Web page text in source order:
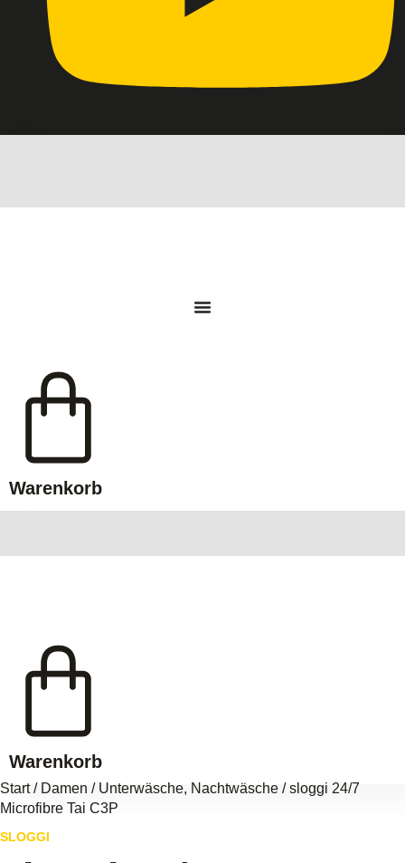
Warenkorb
Warenkorb
Start/ Damen / Unterwäsche, Nachtwäsche / sloggi 24/7
Microfibre Tai C3P
SLOGGI